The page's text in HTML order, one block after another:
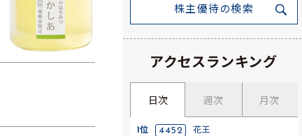
株主優待の検索
アクセスランキング
日次 週次 月次
1位 4452 花王